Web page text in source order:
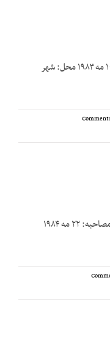
روایت کننده: آقای همایون کاتوزیان تاریخ: ۱۰ مه ۱۹۸۳ محل: شهر
روایت‌کننده: آقای ابوالحسن بنی‌صدر تاریخ مصاحبه: ۲۲ مه ۱۹۸۴